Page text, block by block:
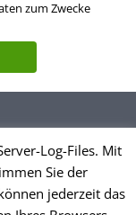
zum Zwecke
Log-Files. Mit
Sie der
jederzeit das